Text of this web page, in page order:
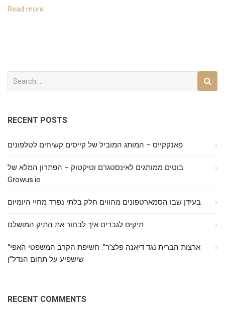
Read more
RECENT POSTS
פאנקקייס – המותג המוביל של קייסים קשיחים לטלפונים
בוטים ממותגים לאינסטגרם וטיקטוק – הפתרון המלא של
Growus.io
בעידן שבו הסמארטפונים מהווים חלק בלתי נפרד מחיי היומיום
תיקים לגברים איך לבחור את התיק המושלם
“ארצות הברית נגד דיאנה פלצ’ר”: חשיפת הקרב המשפטי האפי
שישפיע על תחום הנדל”ן
RECENT COMMENTS